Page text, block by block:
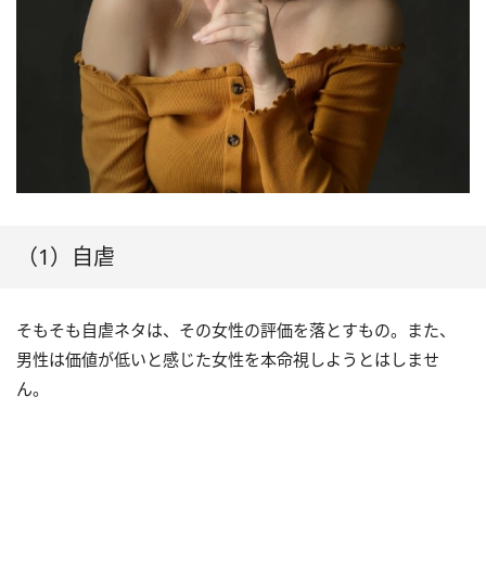
（1）自虐
そもそも自虐ネタは、その女性の評価を落とすもの。また、
男性は価値が低いと感じた女性を本命視しようとはしませ
ん。